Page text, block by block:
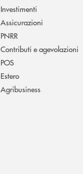
Investimenti
Assicurazioni
PNRR
Contributi e agevolazioni
POS
Estero
Agribusiness